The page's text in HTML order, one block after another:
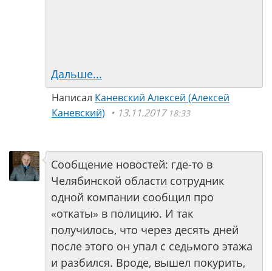
Дальше...
Написал Каневский Алексей (Алексей
Каневский)
13.11.2017 18:33
Сообщение новостей: где-то в
Челябинской области сотрудник
одной компании сообщил про
«откаты» в полицию. И так
получилось, что через десять дней
после этого он упал с седьмого этажа
и разбился. Вроде, вышел покурить,